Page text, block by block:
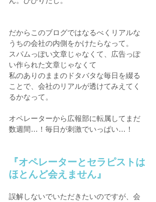
だからこのブログではなるべくリアルな
うちの会社の内側をかけたらなって。
スパムっぽい文章じゃなくて、広告っぽ
い作られた文章じゃなくて
私のありのままのドタバタな毎日を綴る
ことで、会社のリアルが透けてみえてく
るかなって。
オペレーターから広報部に転属してまだ
数週間…！毎日が刺激でいっぱい…！
『オペレーターとセラピストは
ほとんど会えません』
誤解しないでいただきたいのですが、会